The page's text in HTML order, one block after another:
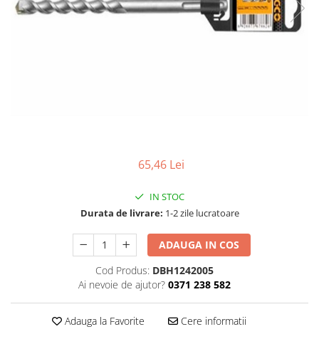
TGS
Scania R S G P Next Generation
Volvo Aero
65,46 Lei
IN STOC
Durata de livrare: 1-2 zile lucratoare
ADAUGA IN COS
Cod Produs: DBH1242005
Ai nevoie de ajutor? 0371 238 582
Adauga la Favorite Cere informatii